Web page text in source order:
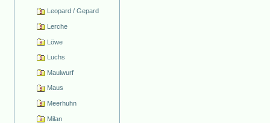
Leopard / Gepard
Lerche
Löwe
Luchs
Maulwurf
Maus
Meerhuhn
Milan